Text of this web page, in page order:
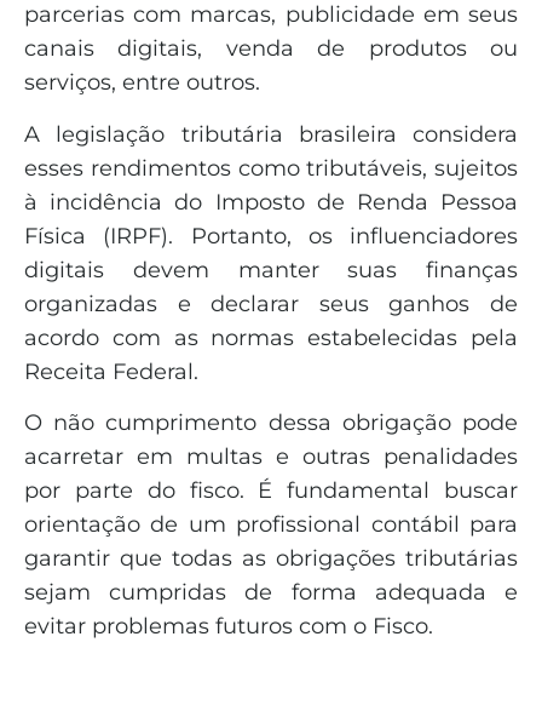
parcerias com marcas, publicidade em seus
canais digitais, venda de produtos ou
serviços, entre outros.
A legislação tributária brasileira considera
esses rendimentos como tributáveis, sujeitos
à incidência do Imposto de Renda Pessoa
Física (IRPF). Portanto, os influenciadores
digitais devem manter suas finanças
organizadas e declarar seus ganhos de
acordo com as normas estabelecidas pela
Receita Federal.
O não cumprimento dessa obrigação pode
acarretar em multas e outras penalidades
por parte do fisco. É fundamental buscar
orientação de um profissional contábil para
garantir que todas as obrigações tributárias
sejam cumpridas de forma adequada e
evitar problemas futuros com o Fisco.